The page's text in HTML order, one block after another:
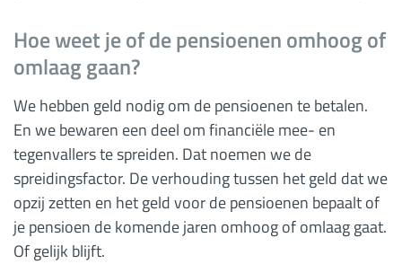
Hoe weet je of de pensioenen omhoog of
omlaag gaan?
We hebben geld nodig om de pensioenen te betalen.
En we bewaren een deel om financiële mee- en
tegenvallers te spreiden. Dat noemen we de
spreidingsfactor. De verhouding tussen het geld dat we
opzij zetten en het geld voor de pensioenen bepaalt of
je pensioen de komende jaren omhoog of omlaag gaat.
Of gelijk blijft.